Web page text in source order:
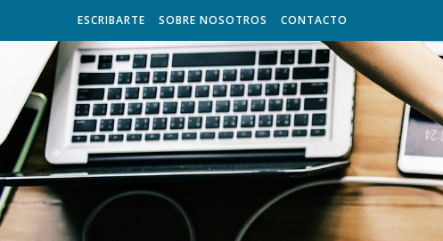
ESCRIBARTE SOBRE NOSOTROS CONTACTO